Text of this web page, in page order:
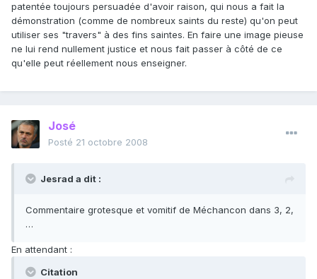
patentée toujours persuadée d'avoir raison, qui nous a fait la
démonstration (comme de nombreux saints du reste) qu'on peut
utiliser ses "travers" à des fins saintes. En faire une image pieuse
ne lui rend nullement justice et nous fait passer à côté de ce
qu'elle peut réellement nous enseigner.
José
Posté 21 octobre 2008
Jesrad a dit :
Commentaire grotesque et vomitif de Méchancon dans 3, 2,
…
En attendant :
Citation